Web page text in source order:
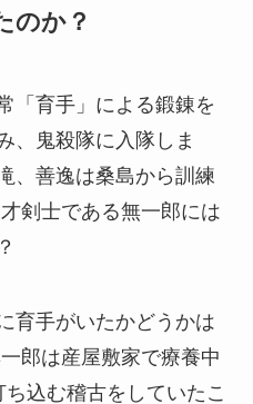
のか？
「育手」による鍛錬を
、鬼殺隊に入隊しま
、善逸は桑島から訓練
剣士である無一郎には
育手がいたかどうかは
郎は産屋敷家で療養中
込む稽古をしていたこ